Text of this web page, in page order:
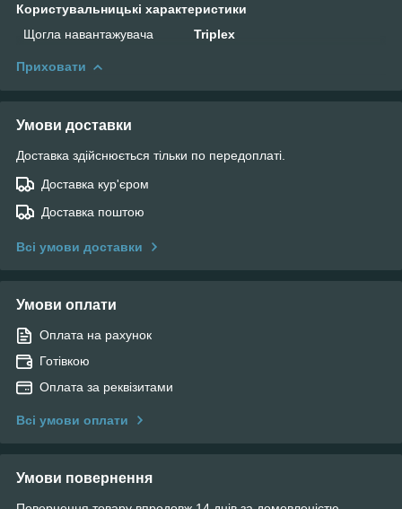
Користувальницькі характеристики
Щогла навантажувача
Triplex
Приховати
Умови доставки
Доставка здійснюється тільки по передоплаті.
Доставка кур'єром
Доставка поштою
Всі умови доставки
Умови оплати
Оплата на рахунок
Готівкою
Оплата за реквізитами
Всі умови оплати
Умови повернення